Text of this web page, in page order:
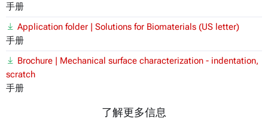
手册
Application folder | Solutions for Biomaterials (US letter)
手册
Brochure | Mechanical surface characterization - indentation,
scratch
手册
了解更多信息